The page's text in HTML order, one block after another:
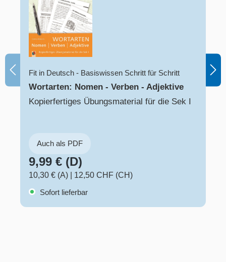
Fit in Deutsch - Basiswissen Schritt für Schritt
Wortarten: Nomen - Verben - Adjektive
Kopierfertiges Übungsmaterial für die Sek I
Auch als PDF
9,99 € (D)
10,30 € (A)
12,50 CHF (CH)
Sofort lieferbar